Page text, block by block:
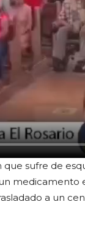
sufre de
medicamento
a un